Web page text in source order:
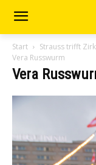
Start
Strauss trifft
Vera Russwurm
Vera